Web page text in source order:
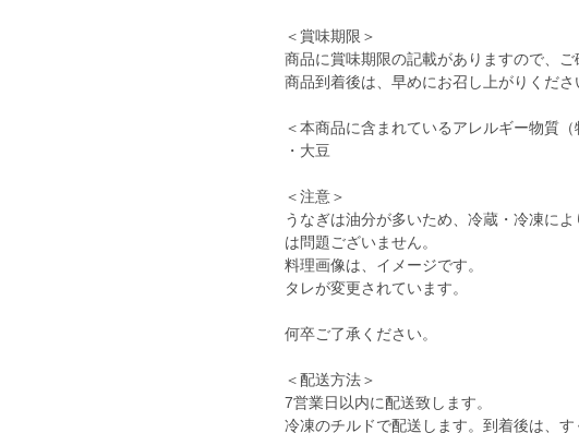
＜賞味期限＞
商品に賞味期限の記載がありますので、ご
商品到着後は、早めにお召し上がりくださ
＜本商品に含まれているアレルギー物質
・大豆
＜注意＞
うなぎは油分が多いため、冷蔵・冷凍に
は問題ございません。
料理画像は、イメージです。
タレが変更されています。
何卒ご了承ください。
＜配送方法＞
7営業日以内に配送致します。